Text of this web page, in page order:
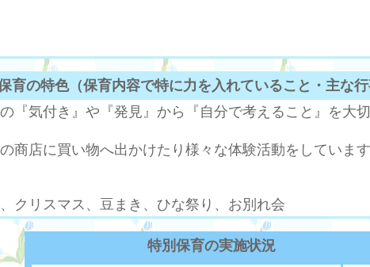
育の特色（保育内容で特に力を入れていること・主な行
『気付き』や『発見』から『自分で考えること』を大
商店に買い物へ出かけたり様々な体験活動をしています
クリスマス、豆まき、ひな祭り、お別れ会
特別保育の実施状況